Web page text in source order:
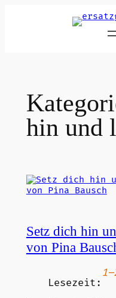
hin und
Setz dich hin
von Pina
Lesezeit: